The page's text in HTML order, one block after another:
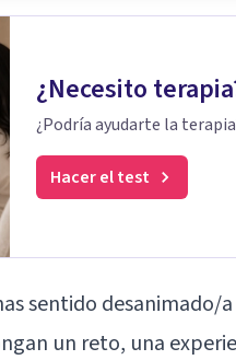
¿Necesito
¿Podría ayudarte la
Hacer el test
sentido
un reto, una